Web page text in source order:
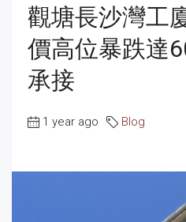
觀塘長沙灣工
價高位暴跌達
承接
1 year ago Blog